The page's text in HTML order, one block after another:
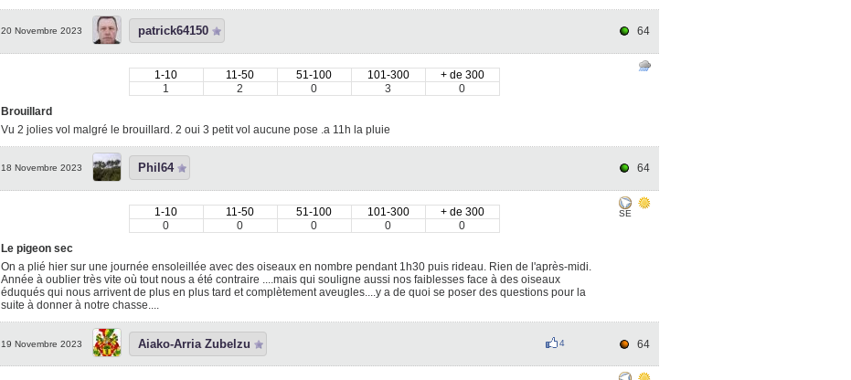
20 Novembre 2023 patrick64150 64
1-10 11-50 51-100 101-300
+ de 300
1
2 0 3
0
Brouillard
Vu 2 jolies vol malgré le brouillard. 2 oui 3 petit vol aucune pose .a 11h la pluie
18 Novembre 2023 Phil64 64
1-10 11-50 51-100 101-300
+ de 300
0
0 0 0
0
Le pigeon sec
On a plié hier sur une journée ensoleillée avec des oiseaux en nombre pendant 1h30 puis rideau. Rien de l'après-midi.
Année à oublier très vite où tout nous a été contraire ....mais qui souligne aussi nos faiblesses face à des oiseaux
éduqués qui nous arrivent de plus en plus tard et complètement aveugles....y a de quoi se poser des questions pour la
suite à donner à notre chasse....
SE
19 Novembre 2023 Aiako-Arria Zubelzu 4 64